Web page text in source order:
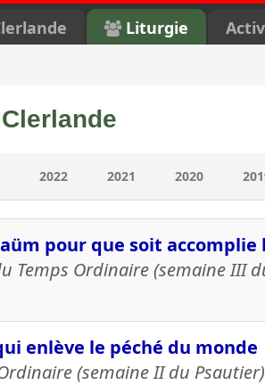
Liturgie
2022 2021 2020
pour que soit accomplie
Temps Ordinaire (semaine III
enlève le péché du monde
(semaine II du